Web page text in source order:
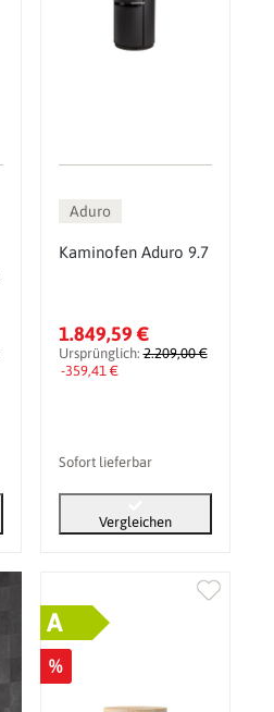
Aduro
Kaminofen Aduro 9.7
1.849,59 €
Ursprünglich:2.209,00 €
-359,41 €
Sofort lieferbar
Vergleichen
A
%